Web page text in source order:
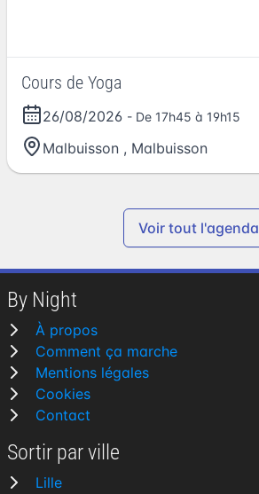
Cours de Yoga
26/08/2026 - De 17h45 à 19h15
Malbuisson , Malbuisson
Voir tout l'agenda
By Night
À propos
Comment ça marche
Mentions légales
Cookies
Contact
Sortir par ville
Lille